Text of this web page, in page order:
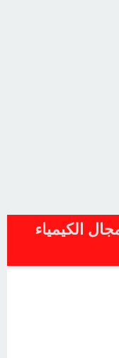
الكيمياء